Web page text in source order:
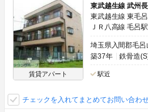
賃貸アパート
東武越生線 武州
東武越生線 東毛
ＪＲ八高線 毛呂
埼玉県入間郡毛呂
築37年
鉄骨造
駅近
チェックを入れてまとめてお問い合わ